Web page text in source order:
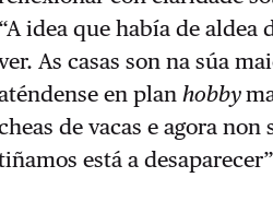
“A idea que había de aldea
As casas son na súa
en planhobby
de vacas e agora
está a